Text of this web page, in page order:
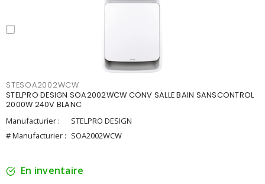
STESOA2002WCW
STELPRO DESIGN SOA2002WCW CONV SALLE BAIN SANSCONTROL
2000W 240V BLANC
Manufacturier :
STELPRO DESIGN
# Manufacturier : SOA2002WCW
En inventaire